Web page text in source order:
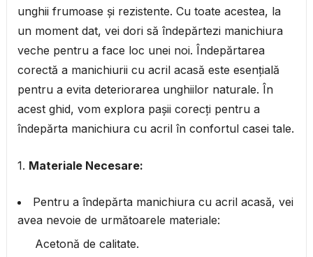
unghii frumoase și rezistente. Cu toate acestea, la
un moment dat, vei dori să îndepărtezi manichiura
veche pentru a face loc unei noi. Îndepărtarea
corectă a manichiurii cu acril acasă este esențială
pentru a evita deteriorarea unghiilor naturale. În
acest ghid, vom explora pașii corecți pentru a
îndepărta manichiura cu acril în confortul casei tale.
1. Materiale Necesare:
Pentru a îndepărta manichiura cu acril acasă, vei
avea nevoie de următoarele materiale:
Acetonă de calitate.